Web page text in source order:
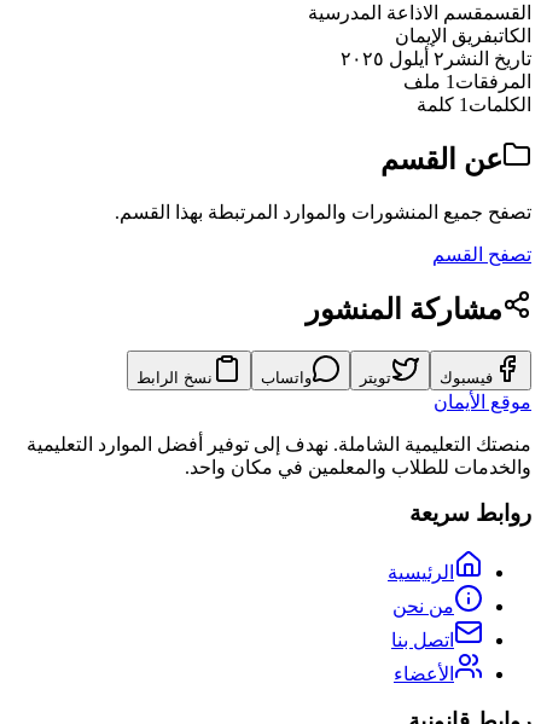
القسمقسم الاذاعة المدرسية
الكاتبفريق الإيمان
تاريخ النشر ٢ أيلول ٢٠٢٥
المرفقات 1 ملف
الكلمات 1 كلمة
عن القسم
تصفح جميع المنشورات والموارد المرتبطة بهذا القسم.
تصفح القسم
مشاركة المنشور
فيسبوك تويتر واتساب نسخ الرابط
موقع الأيمان
منصتك التعليمية الشاملة. نهدف إلى توفير أفضل الموارد التعليمية
والخدمات للطلاب والمعلمين في مكان واحد.
روابط سريعة
الرئيسية
من نحن
اتصل بنا
الأعضاء